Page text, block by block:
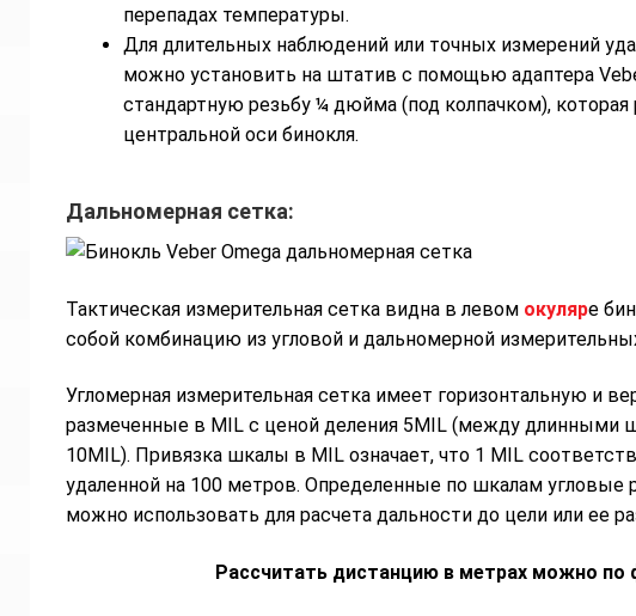
15500 р.перепадах температуры.
Для длительных наблюдений или точных измерений
можно установить на штатив с помощью адаптера
стандартную резьбу ¼ дюйма (под колпачком), которая
центральной оси бинокля.
Дальномерная сетка:
Тактическая измерительная сетка видна в левом окуляре
собой комбинацию из угловой и дальномерной
Угломерная измерительная сетка имеет горизонтальную и
размеченные в MIL с ценой деления 5MIL (между длинными
10MIL). Привязка шкалы в MIL означает, что 1 MIL
удаленной на 100 метров. Определенные по шкалам угловые
можно использовать для расчета дальности до цели или ее
Рассчитать дистанцию в метрах можно по